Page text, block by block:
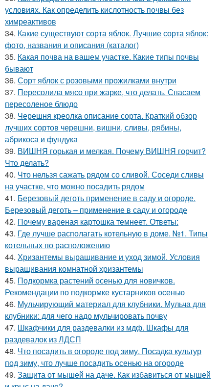
условиях. Как определить кислотность почвы без
химреактивов
34. Какие существуют сорта яблок. Лучшие сорта яблок:
фото, названия и описания (каталог)
35. Какая почва на вашем участке. Какие типы почвы
бывают
36. Сорт яблок с розовыми прожилками внутри
37. Пересолила мясо при жарке, что делать. Спасаем
пересоленое блюдо
38. Черешня креолка описание сорта. Краткий обзор
лучших сортов черешни, вишни, сливы, рябины,
абрикоса и фундука
39. ВИШНЯ горькая и мелкая. Почему ВИШНЯ горчит?
Что делать?
40. Что нельзя сажать рядом со сливой. Соседи сливы
на участке, что можно посадить рядом
41. Березовый деготь применение в саду и огороде.
Березовый деготь – применение в саду и огороде
42. Почему вареная картошка темнеет. Ответы:
43. Где лучше располагать котельную в доме. №1. Типы
котельных по расположению
44. Хризантемы выращивание и уход зимой. Условия
выращивания комнатной хризантемы
45. Подкормка растений осенью для новичков.
Рекомендации по подкормке кустарников осенью
46. Мульчирующий материал для клубники. Мульча для
клубники: для чего надо мульчировать почву
47. Шкафчики для раздевалки из мдф. Шкафы для
раздевалок из ЛДСП
48. Что посадить в огороде под зиму. Посадка культур
под зиму, что лучше посадить осенью на огороде
49. Защита от мышей на даче. Как избавиться от мышей